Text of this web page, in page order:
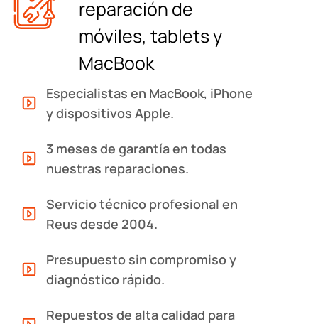
reparación de
móviles, tablets y
MacBook
Especialistas en MacBook, iPhone
y dispositivos Apple.
3 meses de garantía en todas
nuestras reparaciones.
Servicio técnico profesional en
Reus desde 2004.
Presupuesto sin compromiso y
diagnóstico rápido.
Repuestos de alta calidad para